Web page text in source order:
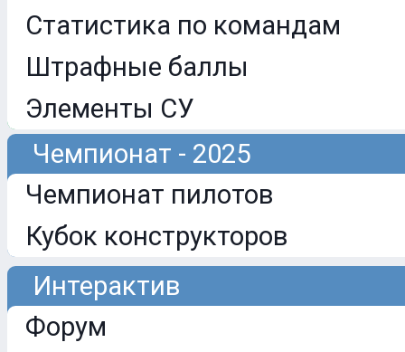
Статистика по командам
Штрафные баллы
Элементы СУ
Чемпионат - 2025
Чемпионат пилотов
Кубок конструкторов
Интерактив
Форум